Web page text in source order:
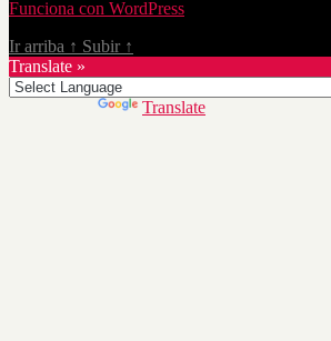
Funciona con WordPress
Ir arriba ↑ Subir ↑
Translate »
Translate